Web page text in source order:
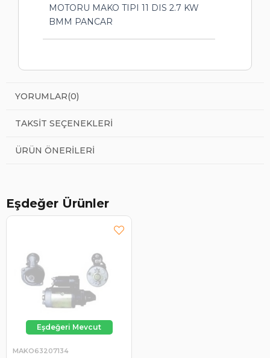
MOTORU MAKO TIPI 11 DIS 2.7 KW
BMM PANCAR
YORUMLAR(0)
TAKSIT SEÇENEKLERI
ÜRÜN ÖNERILERI
Eşdeğer Ürünler
MAKO63207134